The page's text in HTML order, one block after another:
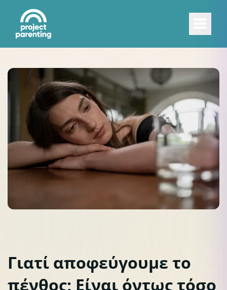
Απώλεια παιδιού ή εγκυμοσύνης
Γιατί αποφεύγουμε το
πένθος; Είναι όντως τόσο